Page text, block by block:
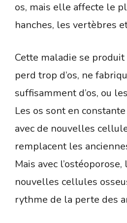
os, mais elle affecte le
hanches, les vertèbres
Cette maladie se
perd trop d’os, ne
suffisamment d’os, ou
Les os sont en
avec de nouvelles
remplacent les
Mais avec
nouvelles cellules
rythme de la perte des